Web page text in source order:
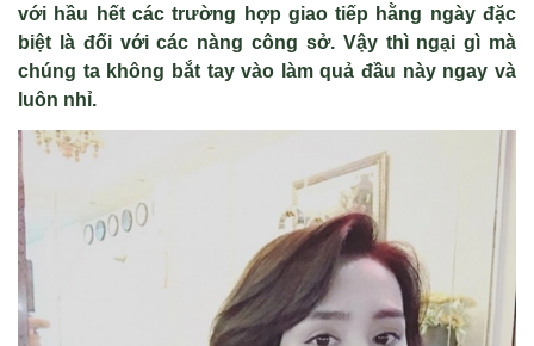
với hầu hết các trường hợp giao tiếp hằng ngày đặc
biệt l à đối với các nàng công sở. Vậy thì ngại gì mà
chúng ta không bắt tay vào làm quả đầu này ngay và
luôn nhỉ.